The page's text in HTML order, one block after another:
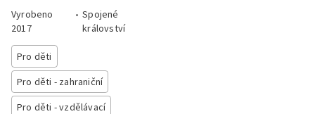
Vyrobeno
2017
• Spojené
království
Pro děti
Pro děti - zahraniční
Pro děti - vzdělávací